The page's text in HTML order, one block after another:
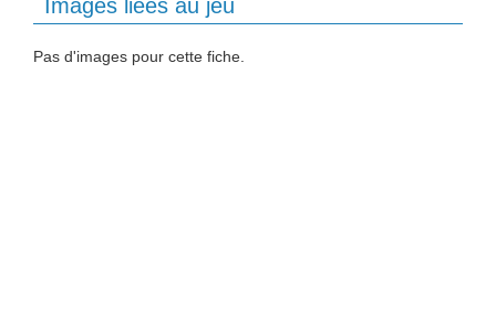
Images liées au jeu
Pas d'images pour cette fiche.